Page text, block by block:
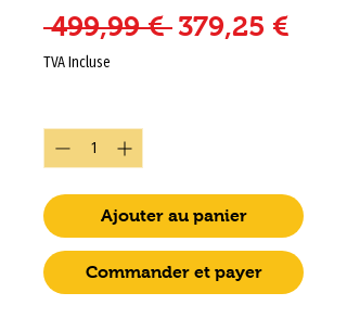
499,99 € Prix original
379,25 €
TVA Incluse
Ajouter au panier
Commander et payer